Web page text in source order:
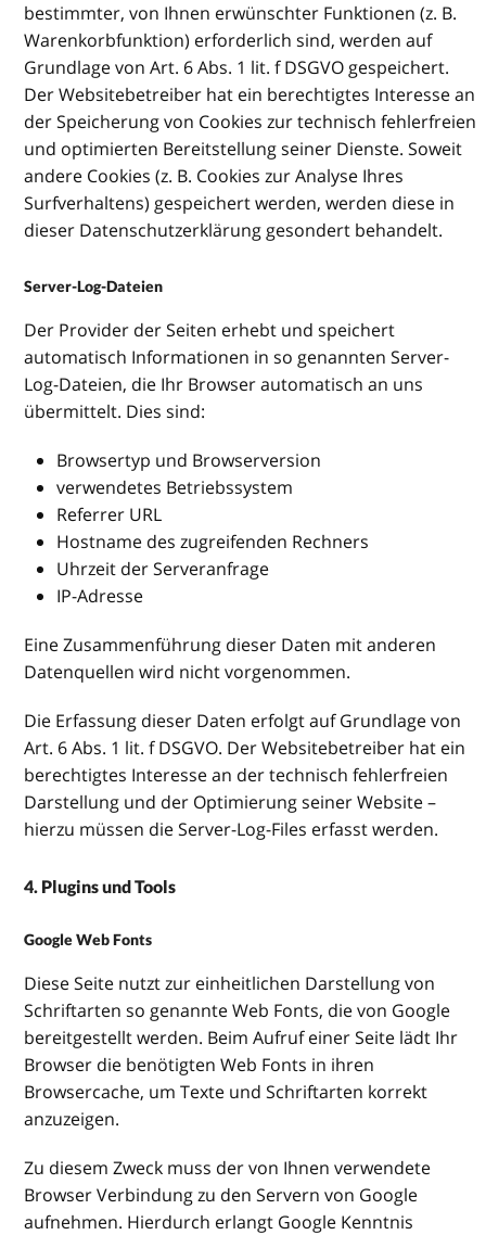
bestimmter, von Ihnen erwünschter Funktionen (z. B.
Warenkorbfunktion) erforderlich sind, werden auf
Grundlage von Art. 6 Abs. 1 lit. f DSGVO gespeichert.
Der Websitebetreiber hat ein berechtigtes Interesse an
der Speicherung von Cookies zur technisch fehlerfreien
und optimierten Bereitstellung seiner Dienste. Soweit
andere Cookies (z. B. Cookies zur Analyse Ihres
Surfverhaltens) gespeichert werden, werden diese in
dieser Datenschutzerklärung gesondert behandelt.
Server-Log-Dateien
Der Provider der Seiten erhebt und speichert
automatisch Informationen in so genannten Server-
Log-Dateien, die Ihr Browser automatisch an uns
übermittelt. Dies sind:
Browsertyp und Browserversion
verwendetes Betriebssystem
Referrer URL
Hostname des zugreifenden Rechners
Uhrzeit der Serveranfrage
IP-Adresse
Eine Zusammenführung dieser Daten mit anderen
Datenquellen wird nicht vorgenommen.
Die Erfassung dieser Daten erfolgt auf Grundlage von
Art. 6 Abs. 1 lit. f DSGVO. Der Websitebetreiber hat ein
berechtigtes Interesse an der technisch fehlerfreien
Darstellung und der Optimierung seiner Website –
hierzu müssen die Server-Log-Files erfasst werden.
4. Plugins und Tools
Google Web Fonts
Diese Seite nutzt zur einheitlichen Darstellung von
Schriftarten so genannte Web Fonts, die von Google
bereitgestellt werden. Beim Aufruf einer Seite lädt Ihr
Browser die benötigten Web Fonts in ihren
Browsercache, um Texte und Schriftarten korrekt
anzuzeigen.
Zu diesem Zweck muss der von Ihnen verwendete
Browser Verbindung zu den Servern von Google
aufnehmen. Hierdurch erlangt Google Kenntnis